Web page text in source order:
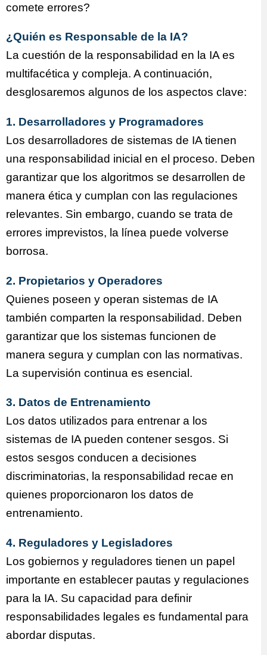
comete errores?
¿Quién es Responsable de la IA?
La cuestión de la responsabilidad en la IA es
multifacética y compleja. A continuación,
desglosaremos algunos de los aspectos clave:
1. Desarrolladores y Programadores
Los desarrolladores de sistemas de IA tienen
una responsabilidad inicial en el proceso. Deben
garantizar que los algoritmos se desarrollen de
manera ética y cumplan con las regulaciones
relevantes. Sin embargo, cuando se trata de
errores imprevistos, la línea puede volverse
borrosa.
2. Propietarios y Operadores
Quienes poseen y operan sistemas de IA
también comparten la responsabilidad. Deben
garantizar que los sistemas funcionen de
manera segura y cumplan con las normativas.
La supervisión continua es esencial.
3. Datos de Entrenamiento
Los datos utilizados para entrenar a los
sistemas de IA pueden contener sesgos. Si
estos sesgos conducen a decisiones
discriminatorias, la responsabilidad recae en
quienes proporcionaron los datos de
entrenamiento.
4. Reguladores y Legisladores
Los gobiernos y reguladores tienen un papel
importante en establecer pautas y regulaciones
para la IA. Su capacidad para definir
responsabilidades legales es fundamental para
abordar disputas.